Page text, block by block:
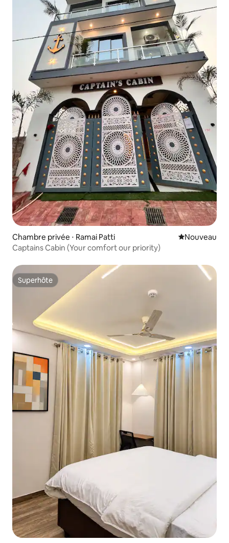
Chambre privée ⋅ Ramai Patti Nouvel
Nouveau
Captains Cabin (Your comfort our priority)
Superhôte
Superhôte